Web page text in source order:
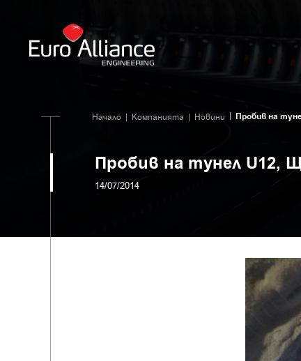
Начало Компанията Новини Пробив на
Пробив на тунел U12,
14/07/2014